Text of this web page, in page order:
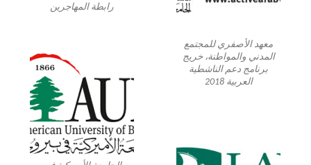
رابطة المهاجرين
معهد الأصفري للمجتمع
المدني والمواطنة، خريج
برنامج دعم الناشطية
العربية 2018